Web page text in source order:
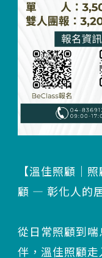
【溫佳照顧｜
顧 — 彰化人的
從日常照顧到
伴，溫佳照顧